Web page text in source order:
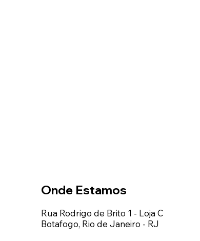
Rua Rodrigo de Brito 1 - Loja C
Botafogo, Rio de Janeiro - RJ
Onde Estamos